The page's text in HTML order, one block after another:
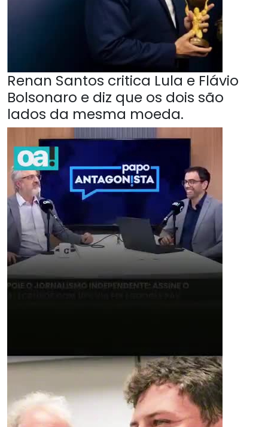
Renan Santos critica Lula e Flávio
Bolsonaro e diz que os dois são
lados da mesma moeda.